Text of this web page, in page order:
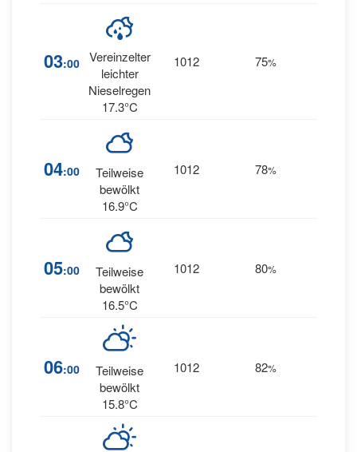
03:00 Vereinzelter
leichter
Nieselregen
17.3°C
1012 75%
04:00
Teilweise
bewölkt
16.9°C
1012 78%
05:00
Teilweise
bewölkt
16.5°C
1012 80%
06:00
Teilweise
bewölkt
15.8°C
1012 82%